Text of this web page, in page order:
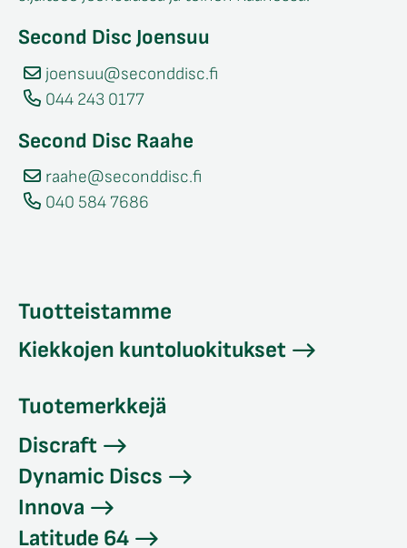
Second Disc Joensuu
joensuu@seconddisc.fi
044 243 0177
Second Disc Raahe
raahe@seconddisc.fi
040 584 7686
Tuotteistamme
Kiekkojen kuntoluokitukset
Tuotemerkkejä
Discraft
Dynamic Discs
Innova
Latitude 64